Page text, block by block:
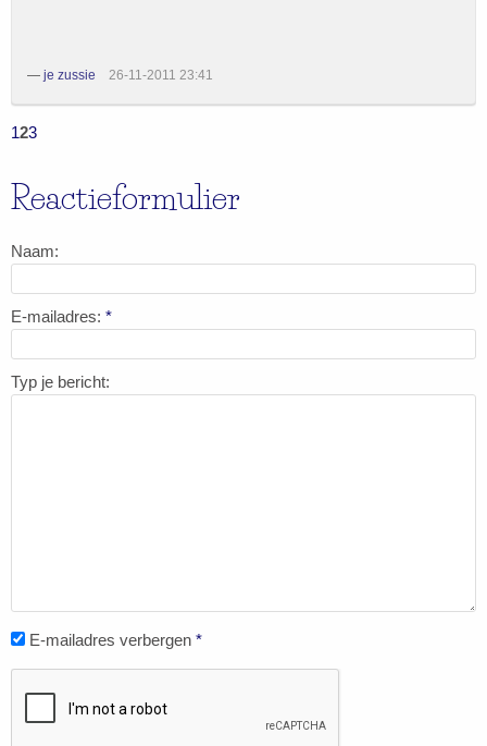
— je zussie 26-11-2011 23:41
123
Reactieformulier
Naam:
E-mailadres: *
Typ je bericht:
E-mailadres verbergen *